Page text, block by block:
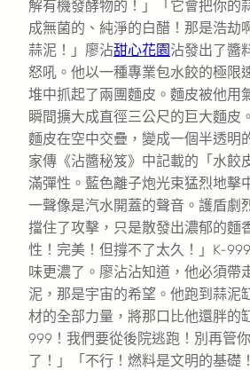
解有機發酵物的！」「它會把你的
成無菌的、純淨的白醋！那是浩劫
蒜泥！」廖沾甜心花園沾發出了醬
怒吼。他以一種專業包水餃的極限
堆中抓起了兩團麵皮。麵皮被他用
瞬間擴大成直徑三公尺的巨大麵皮
麵皮在空中交疊，變成一個半透明
家傳《沾醬秘笈》中記載的「水餃
滿彈性。藍色離子炮光束猛烈地擊
一聲像是汽水開蓋的聲音。護盾劇
擋住了攻擊，只是散發出濃郁的麵
性！完美！但撐不了太久！」K-
味更濃了。廖沾沾知道，他必須帶
泥，那是宇宙的希望。他跑到蒜泥
材的全部力量，將那口比他還胖的
999！我們要從後院逃跑！別再管
了！」「不行！燃料是文明的基礎